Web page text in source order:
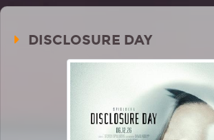
DISCLOSURE DAY